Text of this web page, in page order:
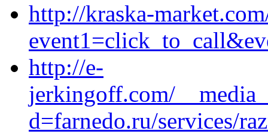
http://kraska-
http://e-
jerkingoff.com/
d=farnedo.ru/services/